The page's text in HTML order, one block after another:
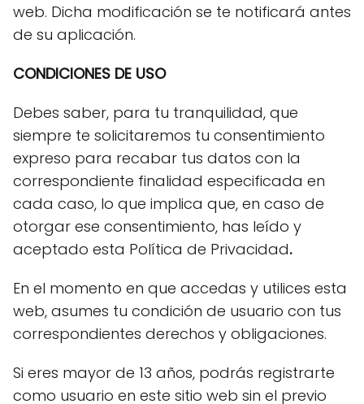
web. Dicha modificación se te notificará antes
de su aplicación.
CONDICIONES DE USO
Debes saber, para tu tranquilidad, que
siempre te solicitaremos tu consentimiento
expreso para recabar tus datos con la
correspondiente finalidad especificada en
cada caso, lo que implica que, en caso de
otorgar ese consentimiento, has leído y
aceptado esta Política de Privacidad.
En el momento en que accedas y utilices esta
web, asumes tu condición de usuario con tus
correspondientes derechos y obligaciones.
Si eres mayor de 13 años, podrás registrarte
como usuario en este sitio web sin el previo